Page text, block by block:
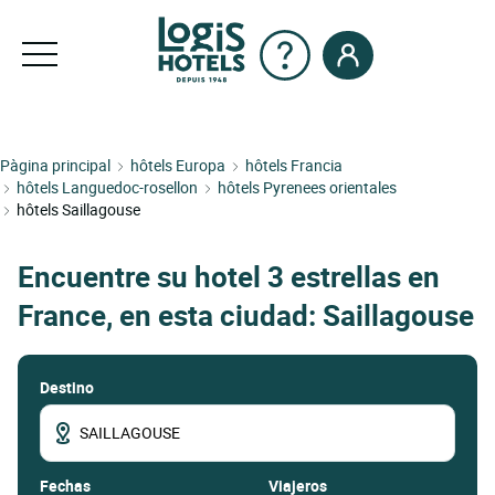
Pàgina principal hôtels Europa
hôtels Francia
hôtels Languedoc-rosellon
hôtels Pyrenees orientales
hôtels Saillagouse
Encuentre su hotel 3 estrellas en
France, en esta ciudad: Saillagouse
Destino
fechas Viajeros